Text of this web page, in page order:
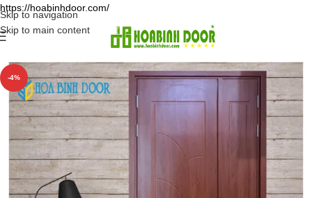
https://hoabinhdoor.com/
Skip to navigation
Skip to main content
-4%